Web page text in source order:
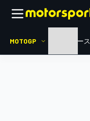
MOTOGP ニュース